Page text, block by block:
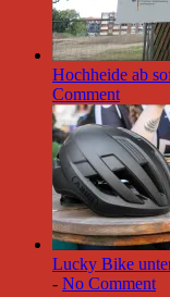
Hochheide ab
Comment
Lucky Bike
- No Comment